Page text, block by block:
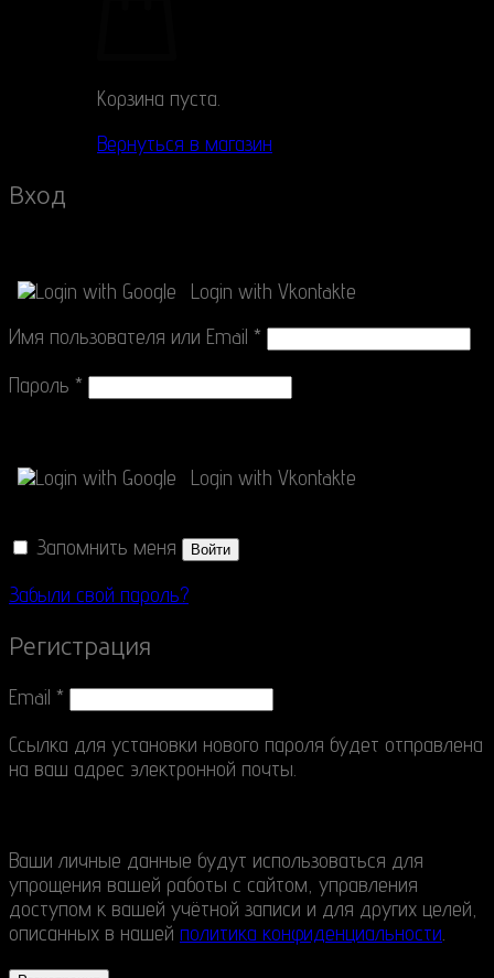
Корзина пуста.
Вернуться в магазин
Вход
Login with Google
Login with Vkontakte
Имя пользователя или Email *
Пароль *
Login with Google
Login with Vkontakte
Запомнить меня Войти
Забыли свой пароль?
Регистрация
Email *
Ссылка для установки нового пароля будет отправлена
​​на ваш адрес электронной почты.
Ваши личные данные будут использоваться для
упрощения вашей работы с сайтом, управления
доступом к вашей учётной записи и для других целей,
описанных в нашей политика конфиденциальности